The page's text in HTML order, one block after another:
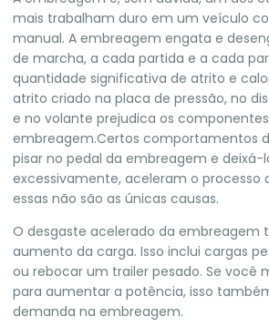
mais trabalham duro em um veículo
manual. A embreagem engata e
de marcha, a cada partida e a cada
quantidade significativa de atrito e
atrito criado na placa de pressão, no
e no volante prejudica os
embreagem.Certos comportamentos
pisar no pedal da embreagem e deixá-
excessivamente, aceleram o processo
essas não são as únicas causas.
O desgaste acelerado da embreagem
aumento da carga. Isso inclui cargas
ou rebocar um trailer pesado. Se você
para aumentar a potência, isso
demanda na embreagem.